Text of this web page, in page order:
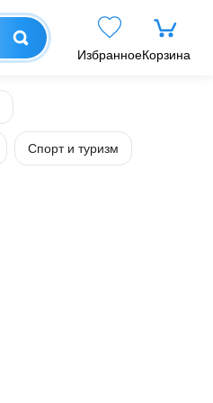
ИзбранноеКорзина
Спорт и туризм